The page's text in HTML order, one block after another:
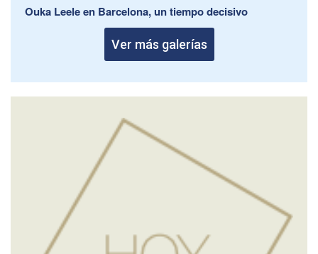
Ouka Leele en Barcelona, un tiempo decisivo
Ver más galerías